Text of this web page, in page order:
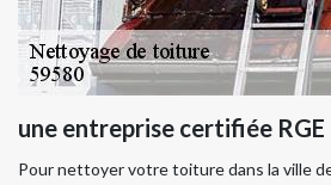
une entreprise certifiée RGE
Pour nettoyer votre toiture dans la ville